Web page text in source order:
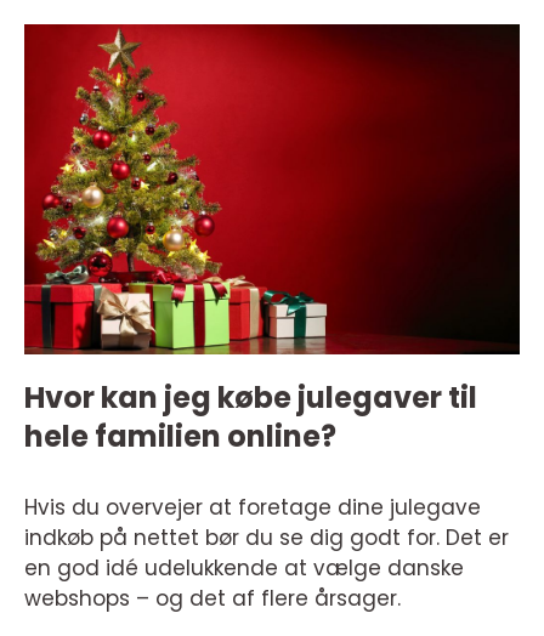
Hvor kan jeg købe julegaver til
hele familien online?
Hvis du overvejer at foretage dine julegave
indkøb på nettet bør du se dig godt for. Det er
en god idé udelukkende at vælge danske
webshops – og det af flere årsager.